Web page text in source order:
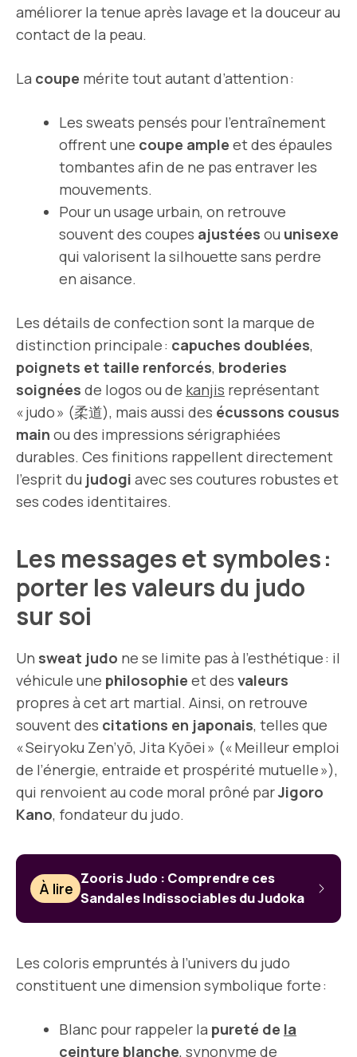
améliorer la tenue après lavage et la douceur au
contact de la peau.
La coupe mérite tout autant d’attention :
Les sweats pensés pour l’entraînement
offrent une coupe ample et des épaules
tombantes afin de ne pas entraver les
mouvements.
Pour un usage urbain, on retrouve
souvent des coupes ajustées ou unisexe
qui valorisent la silhouette sans perdre
en aisance.
Les détails de confection sont la marque de
distinction principale : capuches doublées,
poignets et taille renforcés, broderies
soignées de logos ou de kanjis représentant
« judo » (柔道), mais aussi des écussons cousus
main ou des impressions sérigraphiées
durables. Ces finitions rappellent directement
l’esprit du judogi avec ses coutures robustes et
ses codes identitaires.
Les messages et symboles :
porter les valeurs du judo
sur soi
Un sweat judo ne se limite pas à l’esthétique : il
véhicule une philosophie et des valeurs
propres à cet art martial. Ainsi, on retrouve
souvent des citations en japonais, telles que
« Seiryoku Zen’yō, Jita Kyōei » (« Meilleur emploi
de l’énergie, entraide et prospérité mutuelle »),
qui renvoient au code moral prôné parJigoro
Kano, fondateur du judo.
À lire
Zooris Judo : Comprendre ces
Sandales Indissociables du Judoka
Les coloris empruntés à l’univers du judo
constituent une dimension symbolique forte :
Blanc pour rappeler la pureté de la
ceinture blanche, synonyme de